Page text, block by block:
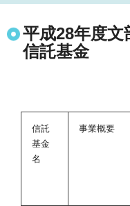
平成28年度文
信託基金
信託
基金
名
事業概要